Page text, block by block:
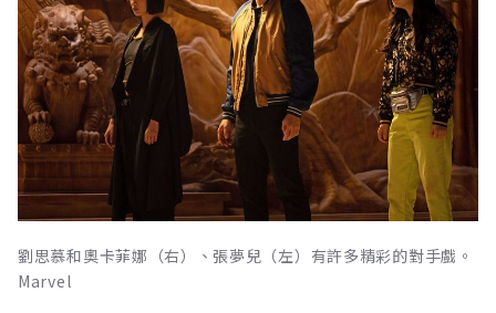
劉思慕和奧卡菲娜（右）、張夢兒（左）有許多精彩的對手戲。
Marvel